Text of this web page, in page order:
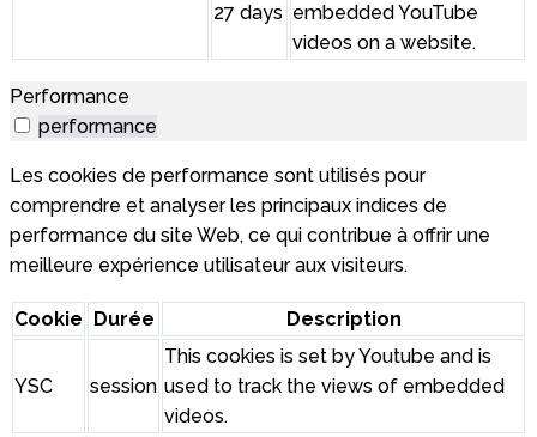
27 days embedded YouTube
videos on a website.
Performance
performance
Les cookies de performance sont utilisés pour
comprendre et analyser les principaux indices de
performance du site Web, ce qui contribue à offrir une
meilleure expérience utilisateur aux visiteurs.
Cookie Durée Description
YSC session
This cookies is set by Youtube and is
used to track the views of embedded
videos.